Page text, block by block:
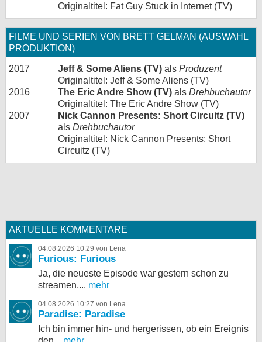
Originaltitel: Fat Guy Stuck in Internet (TV)
FILME UND SERIEN VON BRETT GELMAN (AUSWAHL
PRODUKTION)
2017 Jeff & Some Aliens (TV) als Produzent
Originaltitel: Jeff & Some Aliens (TV)
2016
The Eric Andre Show (TV) als Drehbuchautor
Originaltitel: The Eric Andre Show (TV)
2007
Nick Cannon Presents: Short Circuitz (TV)
als Drehbuchautor
Originaltitel: Nick Cannon Presents: Short
Circuitz (TV)
AKTUELLE KOMMENTARE
04.08.2026 10:29 von Lena
Furious: Furious
Ja, die neueste Episode war gestern schon zu
streamen,... mehr
04.08.2026 10:27 von Lena
Paradise: Paradise
Ich bin immer hin- und hergerissen, ob ein Ereignis